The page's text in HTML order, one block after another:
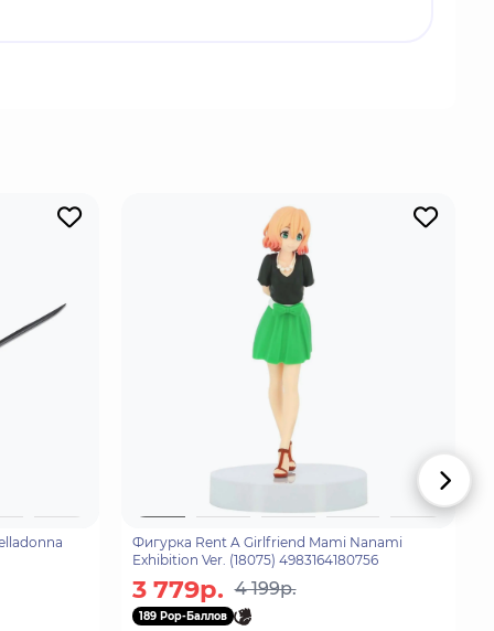
Фигурка Rent A Girlfriend Mami Nanami
Exhibition Ver. (18075) 4983164180756
3 779р. 4 199р.
189 Pop-Баллов